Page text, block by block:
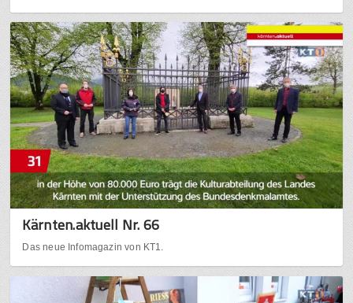
Kärnten.aktuell Nr. 66
Das neue Infomagazin von KT1.